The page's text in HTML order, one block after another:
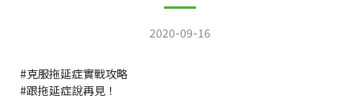
2020-09-16
#克服拖延症實戰攻略
#跟拖延症說再見 ！